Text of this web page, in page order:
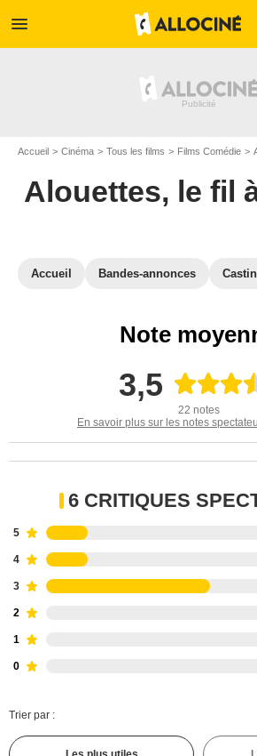
menu
Accueil Cinéma Tous les films Films Comédie
Alouettes, le fil
Accueil Bandes-annonces
Note
3,5
22 notes
En savoir plus sur les notes
6 CRITIQUES
5
4
3
2
1
0
Trier par :